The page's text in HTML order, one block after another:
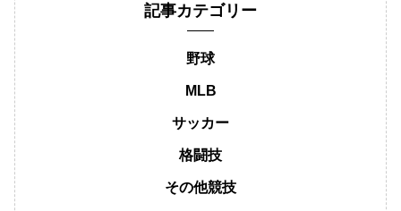
記事カテゴリー
野球
MLB
サッカー
格闘技
その他競技